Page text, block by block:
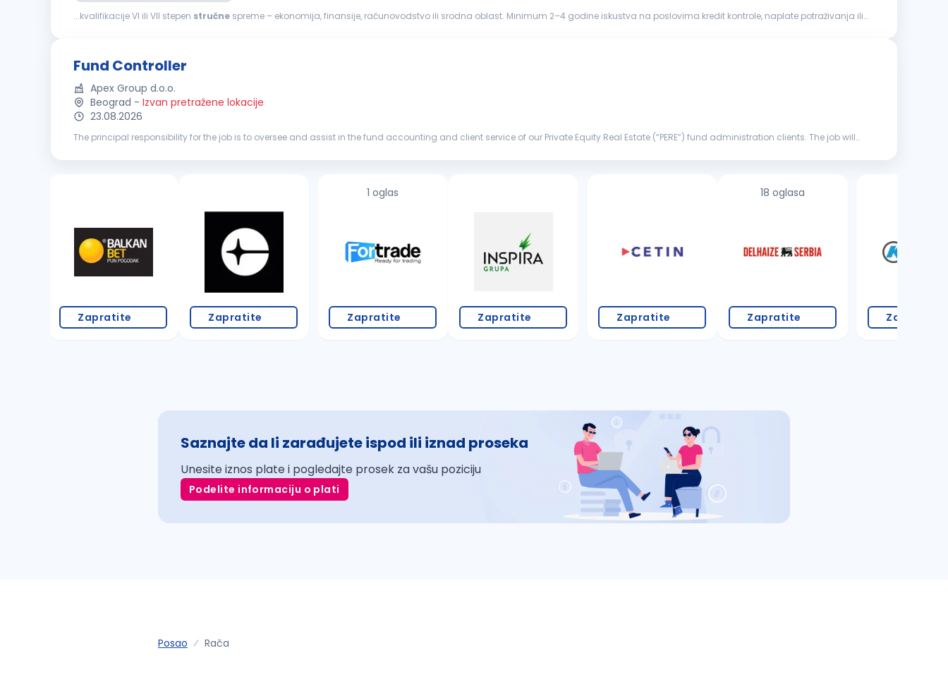
...kvalifikacije VI ili VII stepen stručne spreme – ekonomija, finansije, računovodstvo ili srodna oblast. Minimum 2–4 godine iskustva na poslovima kredit kontrole, naplate potraživanja ili
Fund Controller
Apex Group d.o.o.
Beograd - Izvan pretražene lokacije
23.08.2026
The principal responsibility for the job is to oversee and assist in the fund accounting and client service of our Private Equity Real Estate (“PERE”) fund administration clients. The job will
Zapratite Zapratite
1 oglas
Zapratite Zapratite Zapratite
18 oglasa
Zapratite Zapratite
Saznajte da li zarađujete ispod ili iznad proseka
Unesite iznos plate i pogledajte prosek za vašu poziciju
Podelite informaciju o plati
Posao Rača